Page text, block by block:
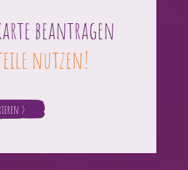
beantragen
nutzen!
>